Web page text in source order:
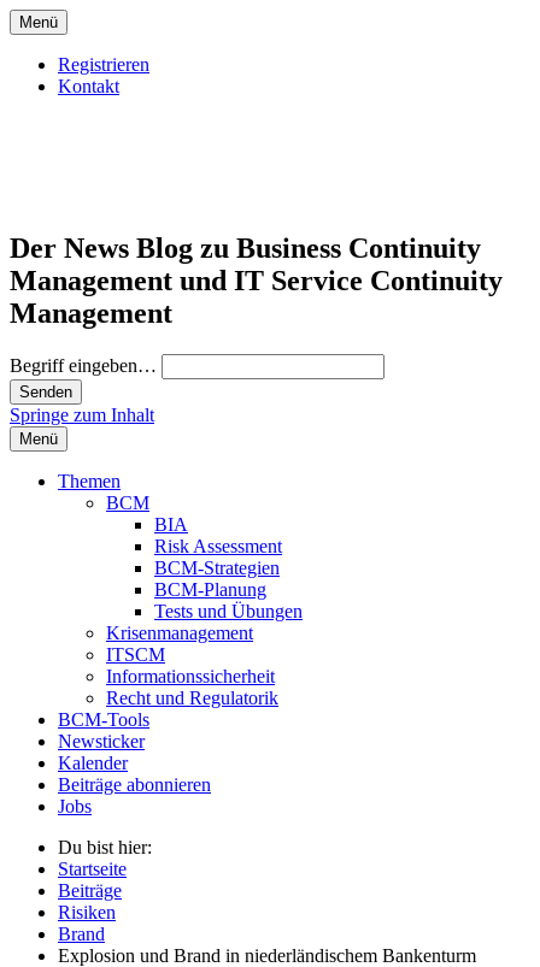
Menü
Registrieren
Kontakt
Der News Blog zu Business Continuity
Management und IT Service Continuity
Management
Begriff eingeben…
Springe zum Inhalt
Menü
Themen
BCM
BIA
Risk Assessment
BCM-Strategien
BCM-Planung
Tests und Übungen
Krisenmanagement
ITSCM
Informationssicherheit
Recht und Regulatorik
BCM-Tools
Newsticker
Kalender
Beiträge abonnieren
Jobs
Du bist hier:
Startseite
Beiträge
Risiken
Brand
Explosion und Brand in niederländischem Bankenturm